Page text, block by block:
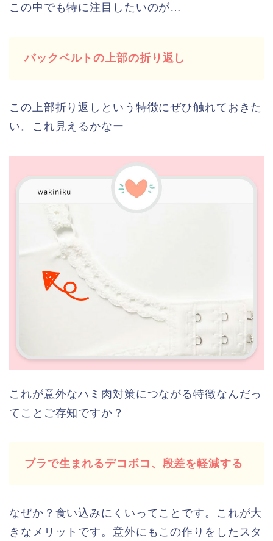
この中でも特に注目したいのが…
バックベルトの上部の折り返し
この上部折り返しという特徴にぜひ触れておきた
い。これ見えるかなー
これが意外なハミ肉対策につながる特徴なんだっ
てことご存知ですか？
ブラで生まれるデコボコ、段差を軽減する
なぜか？食い込みにくいってことです。これが大
きなメリットです。意外にもこの作りをしたスタ